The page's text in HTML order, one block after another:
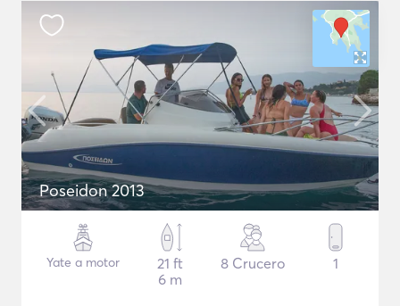
Poseidon 2013
Yate a motor
21 ft
6 m
8 Crucero 1